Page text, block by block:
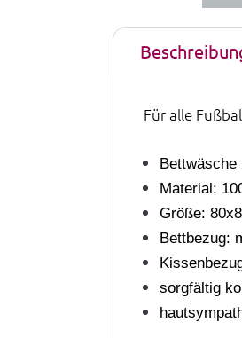
Für alle
Material:
Größe:
Bettbezug:
sorgfältig